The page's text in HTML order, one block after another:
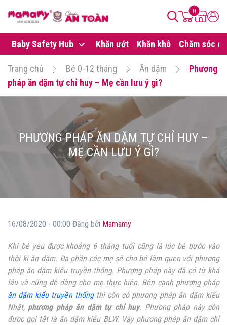
0
Baby Safety Hub Khăn ướt Khăn khô Chăm sóc da
Trang chủ Bé 0-12 tháng Ăn dặm
Phương
pháp ăn dặm tự chỉ huy – Mẹ cần lưu ý gì?
PHƯƠNG PHÁP ĂN DẶM TỰ CHỈ HUY –
MẸ CẦN LƯU Ý GÌ?
16/08/2020 - 00:00 Đăng bởi Mamamy
Khi bé yêu được khoảng 6 tháng tuổi cũng là lúc bé bước vào
thời kì ăn dặm. Đa phần các mẹ sẽ cho bé làm quen với phương
pháp ăn dặm kiểu truyền thống. Phương pháp này đã có từ khá
lâu và cũng dễ dàng cho mẹ thực hiện. Bên cạnh phương pháp
ăn dặm kiểu truyền thốngthì còn có phương pháp ăn dặm kiểu
Nhật, phương pháp ăn dặm tự chỉ huy. Phương pháp này còn
được gọi tắt là ăn dặm kiểu BLW. Vậy phương pháp ăn dặm chỉ